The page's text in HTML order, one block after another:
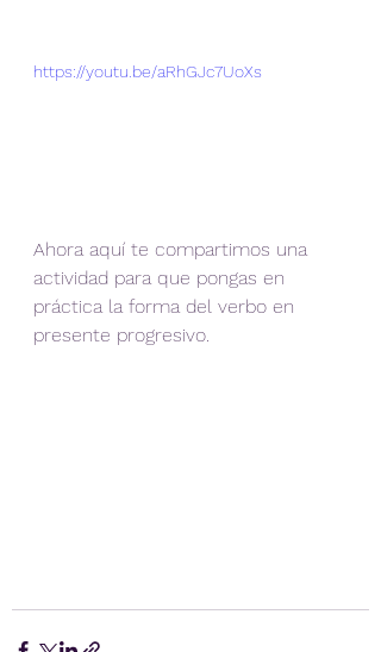
https://youtu.be/aRhGJc7UoXs
Ahora aquí te compartimos una
actividad para que pongas en
práctica la forma del verbo en
presente progresivo.